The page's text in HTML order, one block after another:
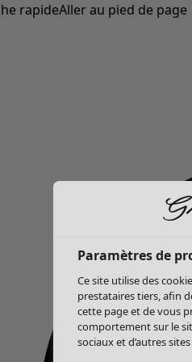
rapideAller au pied de page
Paramètres de
Ce site utilise des
prestataires tiers, afin
cette page et de vous
comportement sur le
sociaux et d’autres